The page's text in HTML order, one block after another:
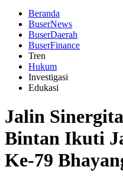
Beranda
BuserNews
BuserDaerah
BuserFinance
Tren
Hukum
Investigasi
Edukasi
Jalin
Bintan Ikuti
Ke-79